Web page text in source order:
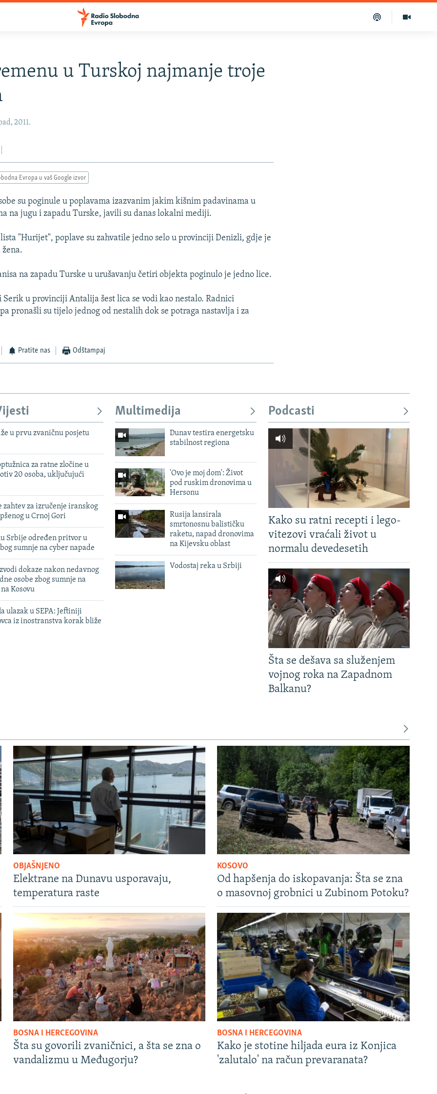
u Turskoj najmanje troje
2011.
Evropa u vaš Google izvor
su poginule u poplavama izazvanim jakim kišnim padavinama u
na jugu i zapadu Turske, javili su danas lokalni mediji.
"Hurijet", poplave su zahvatile jedno selo u provinciji Denizli, gdje je
na zapadu Turske u urušavanju četiri objekta poginulo je jedno lice.
Serik u provinciji Antalija šest lica se vodi kao nestalo. Radnici
pronašli su tijelo jednog od nestalih dok se potraga nastavlja i za
Pratite nas Odštampaj
u prvu zvaničnu posjetu
za ratne zločine u
20 osoba, uključujući
zahtev za izručenje iranskog
u Crnoj Gori
Srbije određen pritvor u
sumnje na cyber napade
dokaze nakon nedavnog
osobe zbog sumnje na
Kosovu
ulazak u SEPA: Jeftiniji
iz inostranstva korak bliže
Multimedija
Dunav testira energetsku
stabilnost regiona
'Ovo je moj dom': Život
pod ruskim dronovima u
Hersonu
Rusija lansirala
smrtonosnu balističku
raketu, napad dronovima
na Kijevsku oblast
Vodostaj reka u Srbiji
Podcasti
Kako su ratni recepti i lego-
vitezovi vraćali život u
normalu devedesetih
Šta se dešava sa služenjem
vojnog roka na Zapadnom
Balkanu?
OBJAŠNJENO
Elektrane na Dunavu usporavaju,
temperatura raste
KOSOVO
Od hapšenja do iskopavanja: Šta se zna
o masovnoj grobnici u Zubinom Potoku?
BOSNA I HERCEGOVINA
Šta su govorili zvaničnici, a šta se zna o
vandalizmu u Međugorju?
BOSNA I HERCEGOVINA
Kako je stotine hiljada eura iz Konjica
'zalutalo' na račun prevaranata?